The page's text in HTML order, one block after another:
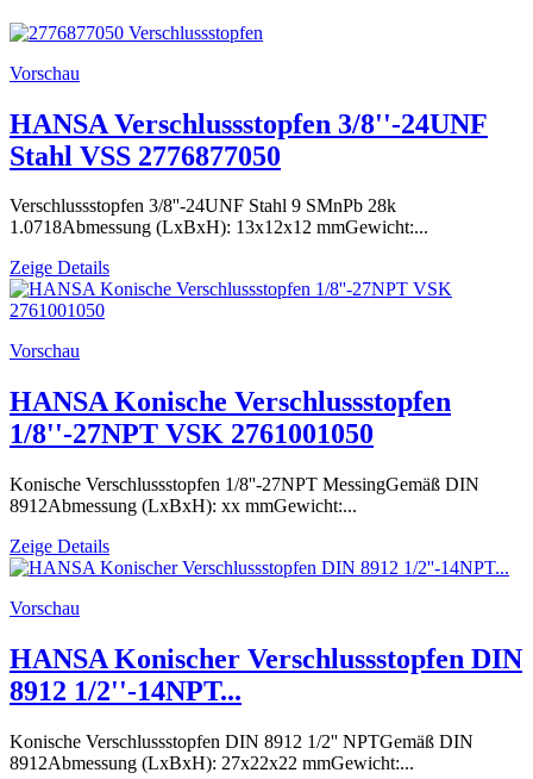
Vorschau
HANSA Verschlussstopfen 3/8''-24UNF
Stahl VSS 2776877050
Verschlussstopfen 3/8''-24UNF Stahl 9 SMnPb 28k
1.0718Abmessung (LxBxH): 13x12x12 mmGewicht:...
Zeige Details
Vorschau
HANSA Konische Verschlussstopfen
1/8''-27NPT VSK 2761001050
Konische Verschlussstopfen 1/8''-27NPT MessingGemäß DIN
8912Abmessung (LxBxH): xx mmGewicht:...
Zeige Details
Vorschau
HANSA Konischer Verschlussstopfen DIN
8912 1/2''-14NPT...
Konische Verschlussstopfen DIN 8912 1/2'' NPTGemäß DIN
8912Abmessung (LxBxH): 27x22x22 mmGewicht:...